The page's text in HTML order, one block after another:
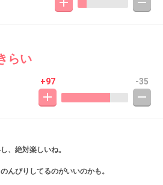
らい
+97 -35
、絶対楽しいね。
んびりしてるのがいいのかも。